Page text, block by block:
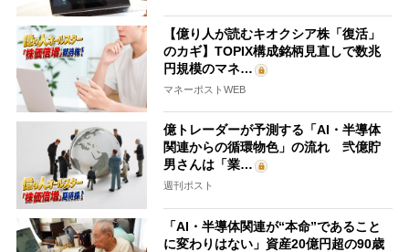
【億り人が読むキオクシア株「復活」
のカギ】TOPIX構成銘柄見直しで数兆
円規模のマネ…
マネーポストWEB
億トレーダーが予測する「AI・半導体
関連からの循環物色」の流れ 弐億貯
男さんは「業…
週刊ポスト
「AI・半導体関連が“本命”であること
に変わりはない」資産20億円超の90歳